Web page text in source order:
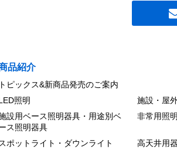
品紹介
トピックス&新商品発売のご案内
照明
施設・屋
設用ベース照明器具・用途別ベ
ス照明器具
非常用照
スポットライト・ダウンライト 高天井用